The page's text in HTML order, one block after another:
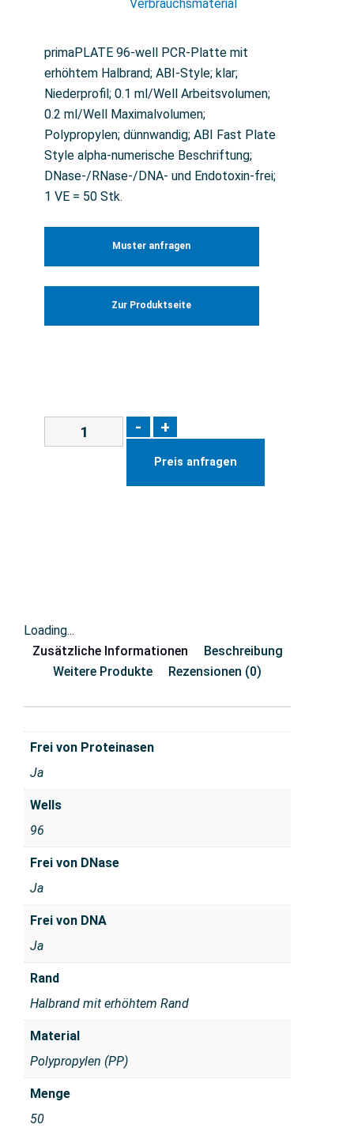
Verbrauchsmaterial
primaPLATE 96-well PCR-Platte mit
erhöhtem Halbrand; ABI-Style; klar;
Niederprofil; 0.1 ml/Well Arbeitsvolumen;
0.2 ml/Well Maximalvolumen;
Polypropylen; dünnwandig; ABI Fast Plate
Style alpha-numerische Beschriftung;
DNase-/RNase-/DNA- und Endotoxin-frei;
1 VE = 50 Stk.
Muster anfragen
Zur Produktseite
- +
Preis anfragen
Loading...
Zusätzliche Informationen
Beschreibung
Weitere Produkte
Rezensionen (0)
Frei von Proteinasen
Ja
Wells
96
Frei von DNase
Ja
Frei von DNA
Ja
Rand
Halbrand mit erhöhtem Rand
Material
Polypropylen (PP)
Menge
50